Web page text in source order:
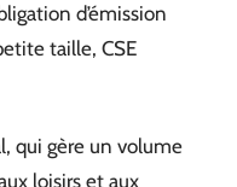
d’émission
taille, CSE
qui gère un volume
loisirs et aux